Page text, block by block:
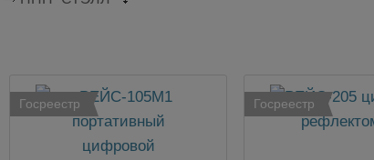
Госреестр Госреестр